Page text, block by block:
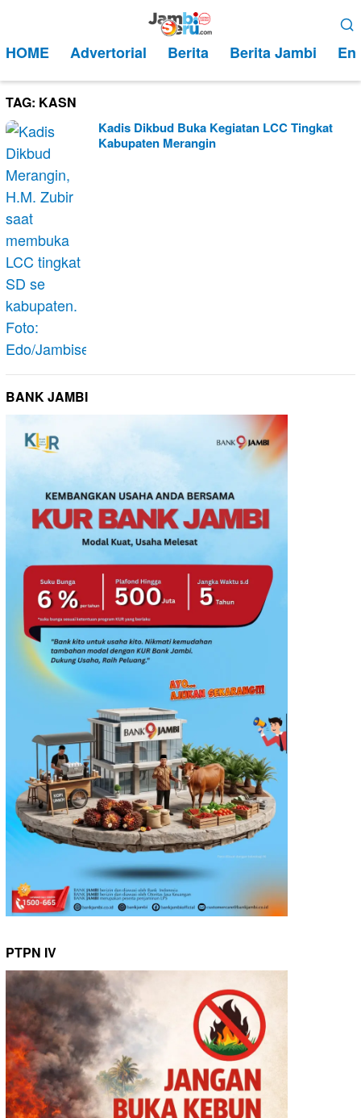
kontenMobile
HOME Advertorial Berita Berita Jambi
TAG: KASN
Kadis Dikbud Buka Kegiatan LCC Tingkat
Kabupaten Merangin
BANK JAMBI
PTPN IV